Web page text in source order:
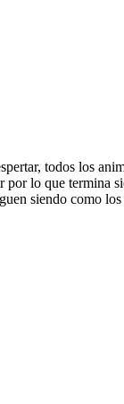
todos los
lo que termina
siendo como